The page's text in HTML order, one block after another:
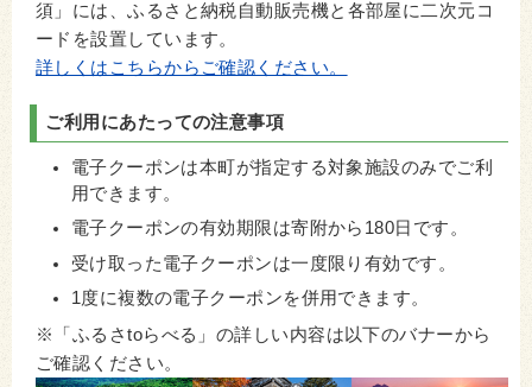
須」には、ふるさと納税自動販売機と各部屋に二次元コ
ードを設置しています。
詳しくはこちらからご確認ください。
ご利用にあたっての注意事項
電子クーポンは本町が指定する対象施設のみでご利
用できます。
電子クーポンの有効期限は寄附から180日です。
受け取った電子クーポンは一度限り有効です。
1度に複数の電子クーポンを併用できます。
※「ふるさtoらべる」の詳しい内容は以下のバナーから
ご確認ください。